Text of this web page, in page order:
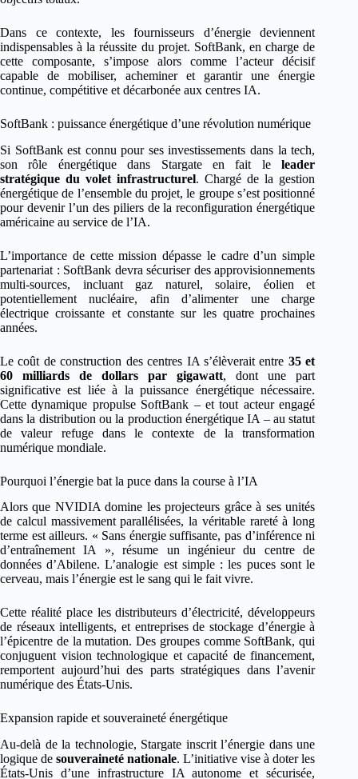
Dans ce contexte, les fournisseurs d’énergie deviennent
indispensables à la réussite du projet. SoftBank, en charge de
cette composante, s’impose alors comme l’acteur décisif
capable de mobiliser, acheminer et garantir une énergie
continue, compétitive et décarbonée aux centres IA.
SoftBank : puissance énergétique d’une révolution numérique
Si SoftBank est connu pour ses investissements dans la tech,
son rôle énergétique dans Stargate en fait leleader
stratégique du volet infrastructurel. Chargé de la gestion
énergétique de l’ensemble du projet, le groupe s’est positionné
pour devenir l’un des piliers de la reconfiguration énergétique
américaine au service de l’IA.
L’importance de cette mission dépasse le cadre d’un simple
partenariat : SoftBank devra sécuriser des approvisionnements
multi-sources, incluant gaz naturel, solaire, éolien et
potentiellement nucléaire, afin d’alimenter une charge
électrique croissante et constante sur les quatre prochaines
années.
Le coût de construction des centres IA s’élèverait entre 35 et
60 milliards de dollars par gigawatt, dont une part
significative est liée à la puissance énergétique nécessaire.
Cette dynamique propulse SoftBank – et tout acteur engagé
dans la distribution ou la production énergétique IA – au statut
de valeur refuge dans le contexte de la transformation
numérique mondiale.
Pourquoi l’énergie bat la puce dans la course à l’IA
Alors que NVIDIA domine les projecteurs grâce à ses unités
de calcul massivement parallélisées, la véritable rareté à long
terme est ailleurs. « Sans énergie suffisante, pas d’inférence ni
d’entraînement IA », résume un ingénieur du centre de
données d’Abilene. L’analogie est simple : les puces sont le
cerveau, mais l’énergie est le sang qui le fait vivre.
Cette réalité place les distributeurs d’électricité, développeurs
de réseaux intelligents, et entreprises de stockage d’énergie à
l’épicentre de la mutation. Des groupes comme SoftBank, qui
conjuguent vision technologique et capacité de financement,
remportent aujourd’hui des parts stratégiques dans l’avenir
numérique des États-Unis.
Expansion rapide et souveraineté énergétique
Au-delà de la technologie, Stargate inscrit l’énergie dans une
logique desouveraineté nationale. L’initiative vise à doter les
États-Unis d’une infrastructure IA autonome et sécurisée,